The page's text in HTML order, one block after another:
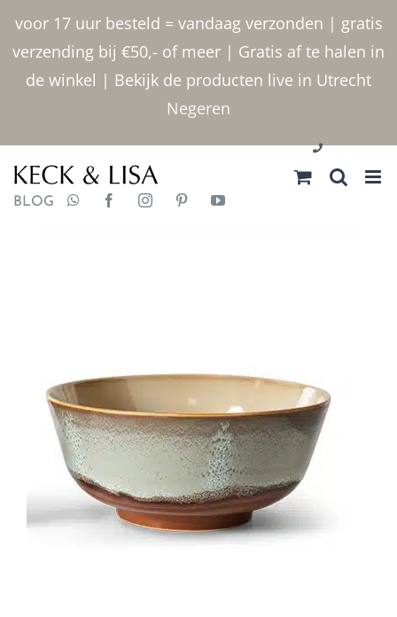
voor 17 uur besteld = vandaag verzonden | gratis
verzending bij €50,- of meer | Gratis af te halen in
de winkel | Bekijk de producten live in Utrecht
Negeren
inhoud
030 2400000
BLOG